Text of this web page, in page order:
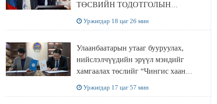
ТӨСВИЙН ТОДОТГОЛЫН
Уржигдар 18 цаг 26 мин
Улаанбаатарын утааг бууруулах,
нийслэлчүүдийн эрүүл мэндийг
хамгаалах төслийг “Чингис хаан
Уржигдар 17 цаг 57 мин